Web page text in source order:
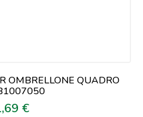
OMBRELLONE QUADRO
€